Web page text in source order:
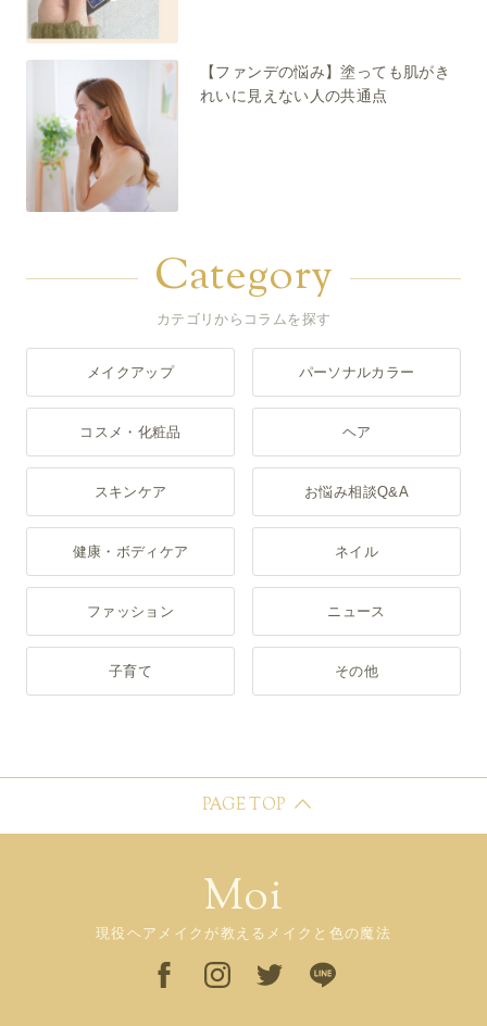
【ファンデの悩み】塗っても肌がき
れいに見えない人の共通点
Category
カテゴリからコラムを探す
メイクアップ パーソナルカラー
コスメ・化粧品 ヘア
スキンケア お悩み相談Q&A
健康・ボディケア ネイル
ファッション ニュース
子育て その他
PAGE TOP
Moi
現役ヘアメイクが教えるメイクと色の魔法